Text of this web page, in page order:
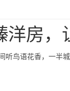
洋房，
听鸟语花香，一半